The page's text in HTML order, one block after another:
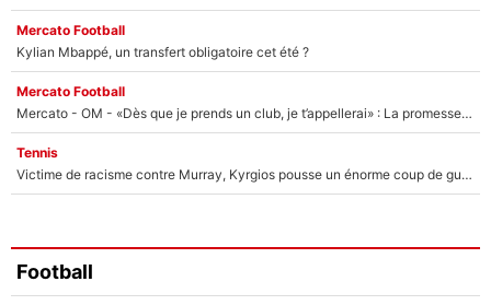
Mercato Football
Kylian Mbappé, un transfert obligatoire cet été ?
Mercato Football
Mercato - OM - «Dès que je prends un club, je t’appellerai» : La promesse de Marcelino au moment de claquer la porte
Tennis
Victime de racisme contre Murray, Kyrgios pousse un énorme coup de gueule !
Football